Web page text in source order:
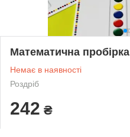
Математична пробірка
Немає в наявності
Роздріб
242 ₴